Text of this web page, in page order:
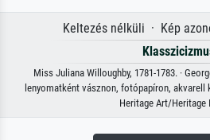
Keltezés nélküli · Kép
Miss Juliana Willoughby, 1781-1783. ·
lenyomatként vásznon, fotópapíron, akvarell
Heritage Art/Heritage